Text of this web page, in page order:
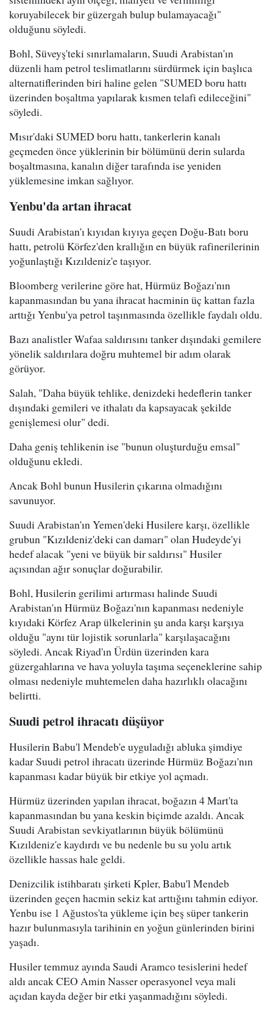
koruyabilecek bir güzergah bulup bulamayacağı"
olduğunu söyledi.
Bohl, Süveyş'teki sınırlamaların, Suudi Arabistan'ın
düzenli ham petrol teslimatlarını sürdürmek için başlıca
alternatiflerinden biri haline gelen "SUMED boru hattı
üzerinden boşaltma yapılarak kısmen telafi edileceğini"
söyledi.
Mısır'daki SUMED boru hattı, tankerlerin kanalı
geçmeden önce yüklerinin bir bölümünü derin sularda
boşaltmasına, kanalın diğer tarafında ise yeniden
yüklemesine imkan sağlıyor.
Yenbu'da artan ihracat
Suudi Arabistan'ı kıyıdan kıyıya geçen Doğu-Batı boru
hattı, petrolü Körfez'den krallığın en büyük rafinerilerinin
yoğunlaştığı Kızıldeniz'e taşıyor.
Bloomberg verilerine göre hat, Hürmüz Boğazı'nın
kapanmasından bu yana ihracat hacminin üç kattan fazla
arttığı Yenbu'ya petrol taşınmasında özellikle faydalı oldu.
Bazı analistler Wafaa saldırısını tanker dışındaki gemilere
yönelik saldırılara doğru muhtemel bir adım olarak
görüyor.
Salah, "Daha büyük tehlike, denizdeki hedeflerin tanker
dışındaki gemileri ve ithalatı da kapsayacak şekilde
genişlemesi olur" dedi.
Daha geniş tehlikenin ise "bunun oluşturduğu emsal"
olduğunu ekledi.
Ancak Bohl bunun Husilerin çıkarına olmadığını
savunuyor.
Suudi Arabistan'ın Yemen'deki Husilere karşı, özellikle
grubun "Kızıldeniz'deki can damarı" olan Hudeyde'yi
hedef alacak "yeni ve büyük bir saldırısı" Husiler
açısından ağır sonuçlar doğurabilir.
Bohl, Husilerin gerilimi artırması halinde Suudi
Arabistan'ın Hürmüz Boğazı'nın kapanması nedeniyle
kıyıdaki Körfez Arap ülkelerinin şu anda karşı karşıya
olduğu "aynı tür lojistik sorunlarla" karşılaşacağını
söyledi. Ancak Riyad'ın Ürdün üzerinden kara
güzergahlarına ve hava yoluyla taşıma seçeneklerine sahip
olması nedeniyle muhtemelen daha hazırlıklı olacağını
belirtti.
Suudi petrol ihracatı düşüyor
Husilerin Babu'l Mendeb'e uyguladığı abluka şimdiye
kadar Suudi petrol ihracatı üzerinde Hürmüz Boğazı'nın
kapanması kadar büyük bir etkiye yol açmadı.
Hürmüz üzerinden yapılan ihracat, boğazın 4 Mart'ta
kapanmasından bu yana keskin biçimde azaldı. Ancak
Suudi Arabistan sevkiyatlarının büyük bölümünü
Kızıldeniz'e kaydırdı ve bu nedenle bu su yolu artık
özellikle hassas hale geldi.
Denizcilik istihbaratı şirketi Kpler, Babu'l Mendeb
üzerinden geçen hacmin sekiz kat arttığını tahmin ediyor.
Yenbu ise 1 Ağustos'ta yükleme için beş süper tankerin
hazır bulunmasıyla tarihinin en yoğun günlerinden birini
yaşadı.
Husiler temmuz ayında Saudi Aramco tesislerini hedef
aldı ancak CEO Amin Nasser operasyonel veya mali
açıdan kayda değer bir etki yaşanmadığını söyledi.